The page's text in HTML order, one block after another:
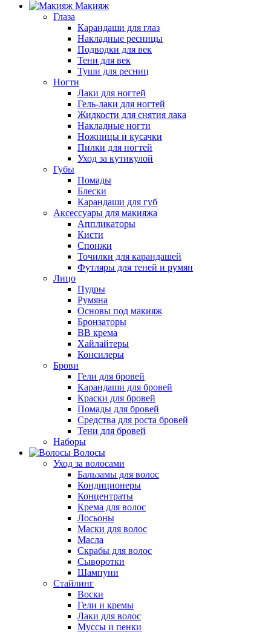
Макияж
Глаза
Карандаши для глаз
Накладные ресницы
Подводки для век
Тени для век
Туши для ресниц
Ногти
Лаки для ногтей
Гель-лаки для ногтей
Жидкости для снятия лака
Накладные ногти
Ножницы и кусачки
Пилки для ногтей
Уход за кутикулой
Губы
Помады
Блески
Карандаши для губ
Аксессуары для макияжа
Аппликаторы
Кисти
Спонжи
Точилки для карандашей
Футляры для теней и румян
Лицо
Пудры
Румяна
Основы под макияж
Бронзаторы
BB крема
Хайлайтеры
Консилеры
Брови
Гели для бровей
Карандаши для бровей
Краски для бровей
Помады для бровей
Средства для роста бровей
Тени для бровей
Наборы
Волосы
Уход за волосами
Бальзамы для волос
Кондиционеры
Концентраты
Крема для волос
Лосьоны
Маски для волос
Масла
Скрабы для волос
Сыворотки
Шампуни
Стайлинг
Воски
Гели и кремы
Лаки для волос
Муссы и пенки